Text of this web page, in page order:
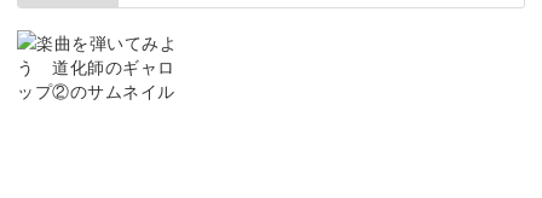
形になって1曲弾けるようになると気分爽快でとっても楽
しいですよ！
拍子を確認する
冒頭を練習する